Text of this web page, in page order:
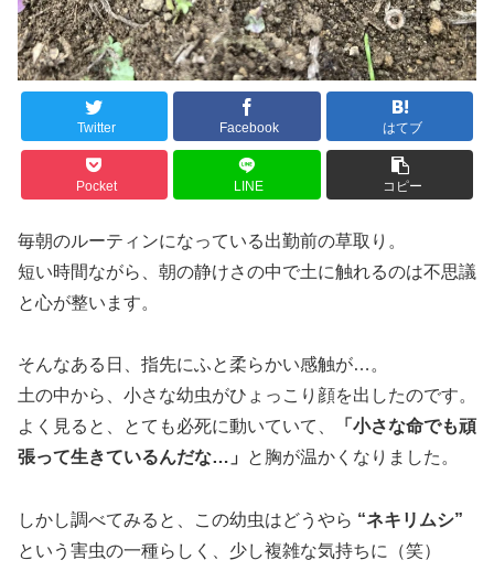
Twitter Facebook はてブ
Pocket LINE コピー
毎朝のルーティンになっている出勤前の草取り。
短い時間ながら、朝の静けさの中で土に触れるのは不思議
と心が整います。
そんなある日、指先にふと柔らかい感触が…。
土の中から、小さな幼虫がひょっこり顔を出したのです。
よく見ると、とても必死に動いていて、
「小さな命でも頑
張って生きているんだな…」
と胸が温かくなりました。
しかし調べてみると、この幼虫はどうやら “ネキリムシ”
という害虫の一種らしく、少し複雑な気持ちに（笑）